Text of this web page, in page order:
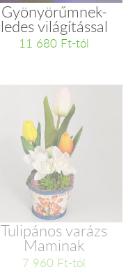
Gyönyörűmnek-
ledes világítással
11 680 Ft-tól
Tulipános varázs
Maminak
7 960 Ft-tól